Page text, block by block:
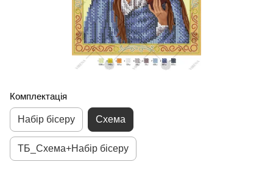
Комплектація
Набір бісеру Схема
ТБ_Схема+Набір бісеру